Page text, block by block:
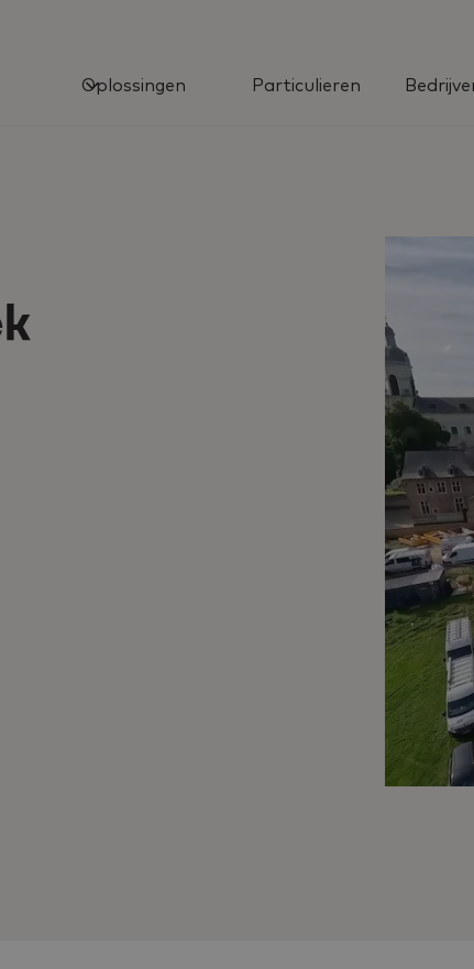
Oplossingen Particulieren